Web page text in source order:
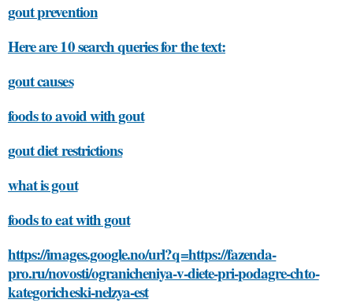
gout prevention
Here are 10 search queries for the text:
gout causes
foods to avoid with gout
gout diet restrictions
what is gout
foods to eat with gout
https://images.google.no/url?q=https://fazenda-
pro.ru/novosti/ogranicheniya-v-diete-pri-podagre-chto-
kategoricheski-nelzya-est